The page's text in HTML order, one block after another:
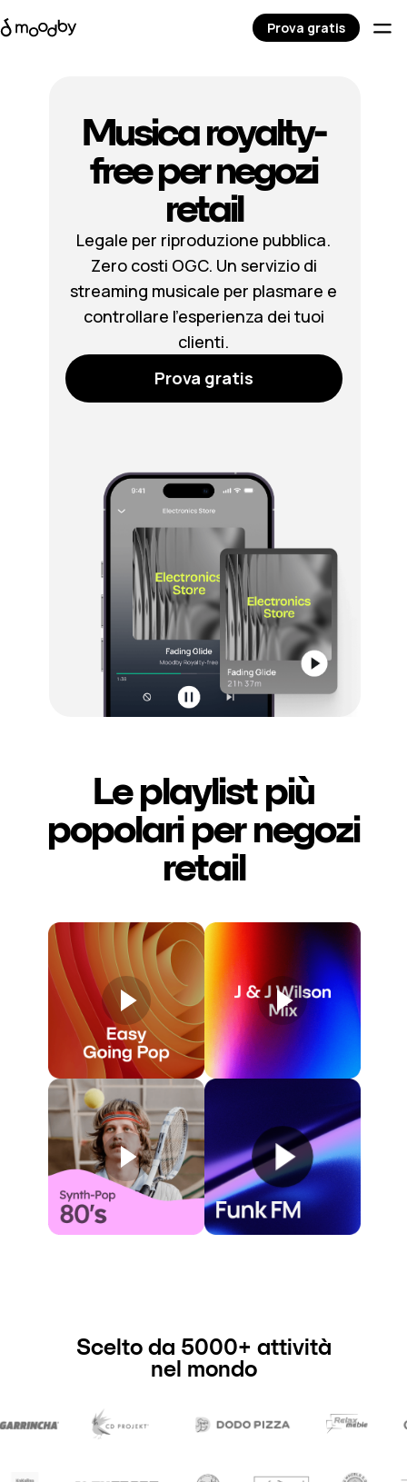
Musica royalty-
free per negozi
retail
Legale per riproduzione pubblica.
Zero costi OGC. Un servizio di
streaming musicale per plasmare e
controllare l’esperienza dei tuoi
clienti.
Prova gratis
Le playlist più
popolari per negozi
retail
Scelto da 5000+ attività
nel mondo
Prova gratis